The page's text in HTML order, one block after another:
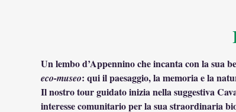
Un lembo d’Appennino che incanta con la sua
eco-museo: qui il paesaggio, la memoria e la
Il nostro tour guidato inizia nella suggestiva
interesse comunitario per la sua straordinaria